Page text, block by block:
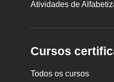
Atividades de
Cursos
Todos os cursos